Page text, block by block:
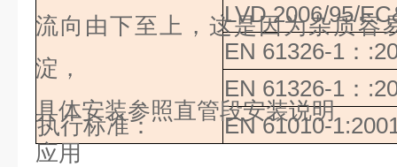
执行标准：
LVD 2006/95/
EN 61326-1 ：
EN 61326-1 ：
EN 61010-
流向由下至上，这是因为杂质容
淀，
具体安装参照直管段安装说明
应用